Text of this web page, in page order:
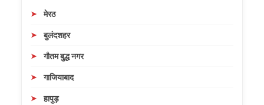
मेरठ
बुलंदशहर
गौतम बुद्ध नगर
गाजियाबाद
हापुड़